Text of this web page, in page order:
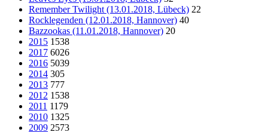
Remember Twilight (13.01.2018, Lübeck) 22
Rocklegenden (12.01.2018, Hannover) 40
Bazzookas (11.01.2018, Hannover) 20
2015 1538
2017 6026
2016 5039
2014 305
2013 777
2012 1538
2011 1179
2010 1325
2009 2573